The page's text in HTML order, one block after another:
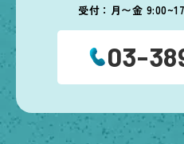
受付：月〜金
03-